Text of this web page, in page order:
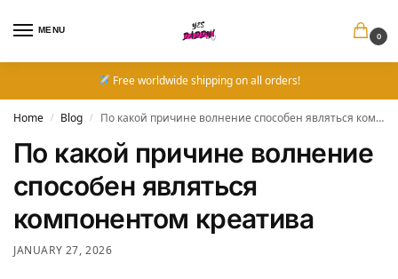
MENU
0
Free worldwide shipping on all orders!
Home / Blog / По какой причине волнение способен являться компонентом креатива
По какой причине волнение
способен являться
компонентом креатива
JANUARY 27, 2026